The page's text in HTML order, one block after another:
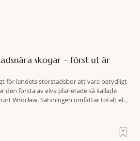
skogar – först ut är
för landets storstadsbor att vara betydligt
den första av elva planerade så kallade
Wrocław. Satsningen omfattar totalt elva
promenera, motionera